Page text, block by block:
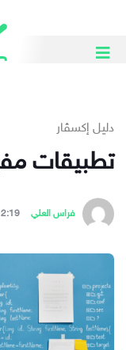
دليل إكسڤار
تطبيقات
فراس العلي 2:19 م, الثلاثاء, 8 فبراير 2022